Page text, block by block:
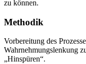
zu können.
Methodik
Vorbereitung des
Wahrnehmungslenkung
„Hinspüren“.